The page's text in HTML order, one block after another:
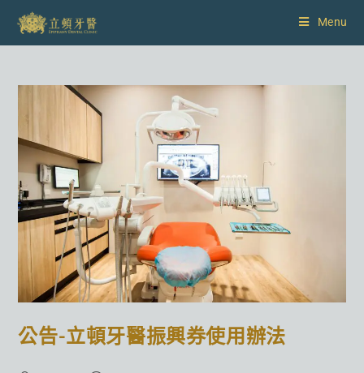
Menu
公告-立頓牙醫振興券使用辦法